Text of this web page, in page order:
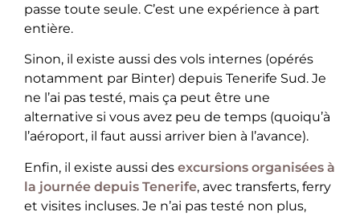
passe toute seule. C’est une expérience à part
entière.
Sinon, il existe aussi des vols internes (opérés
notamment par Binter) depuis Tenerife Sud. Je
ne l’ai pas testé, mais ça peut être une
alternative si vous avez peu de temps (quoiqu’à
l’aéroport, il faut aussi arriver bien à l’avance).
Enfin, il existe aussi des excursions organisées à
la journée depuis Tenerife, avec transferts, ferry
et visites incluses. Je n’ai pas testé non plus,